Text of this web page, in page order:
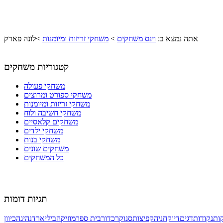
אתה נמצא ב: וינס משחקים > משחקי זריזות ומיומנות >לונה פארק
קטגוריות משחקים
משחקי פעולה
משחקי ספורט ומרוצים
משחקי זריזות ומיומנות
משחקי חשיבה ולוח
משחקים קלאסיים
משחקי ילדים
משחקי בנות
משחקים שונים
כל המשחקים
תגיות דומות
נקודותדגיםדיוקחניהקפיצותסנוקרכדורבית ספרמוזיקהביליארדנהיגהכיוון